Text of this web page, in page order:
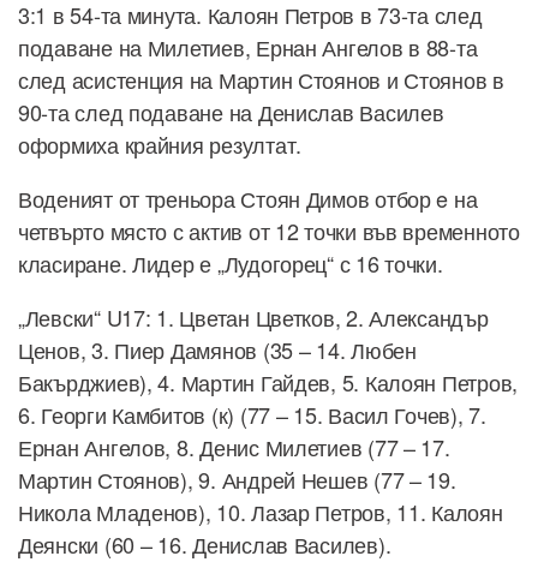
3:1 в 54-та минута. Калоян Петров в 73-та след
подаване на Милетиев, Ернан Ангелов в 88-та
след асистенция на Мартин Стоянов и Стоянов в
90-та след подаване на Денислав Василев
оформиха крайния резултат.
Воденият от треньора Стоян Димов отбор e на
четвърто място с актив от 12 точки във временното
класиране. Лидер е „Лудогорец“ с 16 точки.
„Левски“ U17: 1. Цветан Цветков, 2. Александър
Ценов, 3. Пиер Дамянов (35 – 14. Любен
Бакърджиев), 4. Мартин Гайдев, 5. Калоян Петров,
6. Георги Камбитов (к) (77 – 15. Васил Гочев), 7.
Ернан Ангелов, 8. Денис Милетиев (77 – 17.
Мартин Стоянов), 9. Андрей Нешев (77 – 19.
Никола Младенов), 10. Лазар Петров, 11. Калоян
Деянски (60 – 16. Денислав Василев).